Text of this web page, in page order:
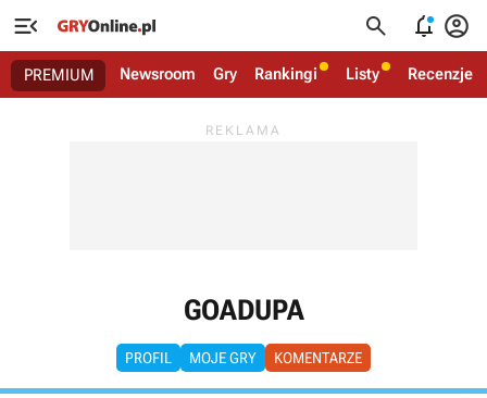
   
PREMIUM Newsroom Gry Rankingi Listy Recenzje
GOADUPA
PROFIL MOJE GRY KOMENTARZE